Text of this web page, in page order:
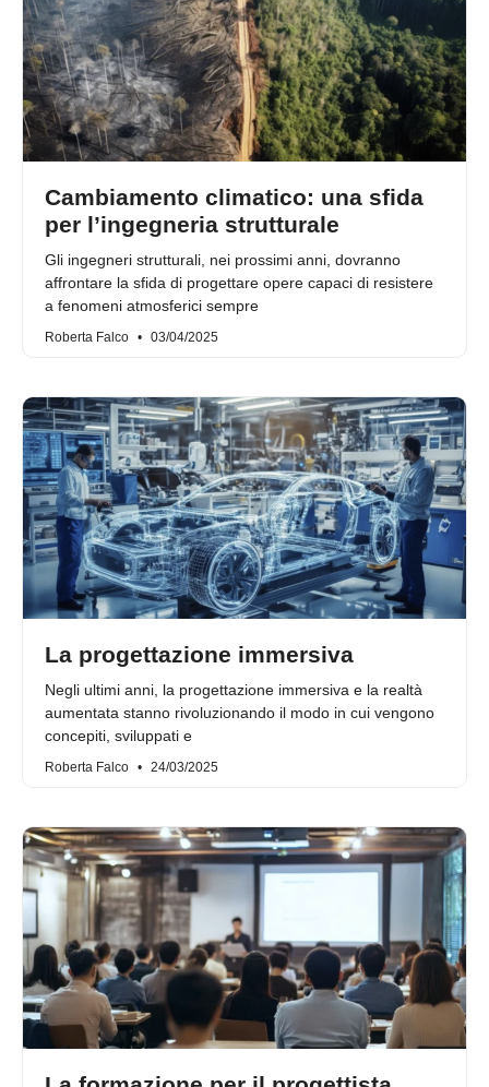
Cambiamento climatico: una sfida
per l’ingegneria strutturale
Gli ingegneri strutturali, nei prossimi anni, dovranno
affrontare la sfida di progettare opere capaci di resistere
a fenomeni atmosferici sempre
Roberta Falco 03/04/2025
La progettazione immersiva
Negli ultimi anni, la progettazione immersiva e la realtà
aumentata stanno rivoluzionando il modo in cui vengono
concepiti, sviluppati e
Roberta Falco 24/03/2025